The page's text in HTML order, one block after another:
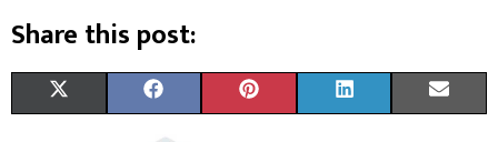
Share this post: